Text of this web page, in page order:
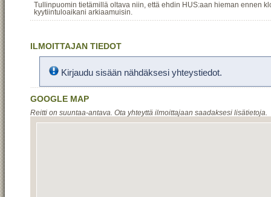
Tullinpuomin tietämillä oltava niin, että ehdin HUS:aan hieman ennen
kyytiintuloaikani arkiaamuisin.
ILMOITTAJAN TIEDOT
Kirjaudu sisään nähdäksesi yhteystiedot.
GOOGLE MAP
Reitti on suuntaa-antava. Ota yhteyttä ilmoittajaan saadaksesi lisätietoja.